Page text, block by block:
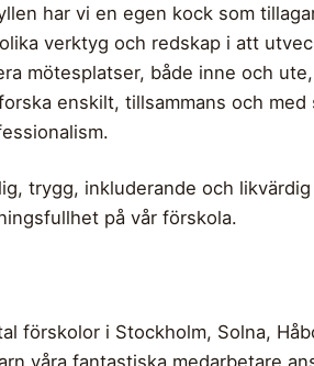
har vi en egen kock som
verktyg och redskap i att
mötesplatser, både inne och
enskilt, tillsammans och
trygg, inkluderande och
på vår förskola.
förskolor i Stockholm, Solna,